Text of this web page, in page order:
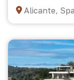
Alicante,